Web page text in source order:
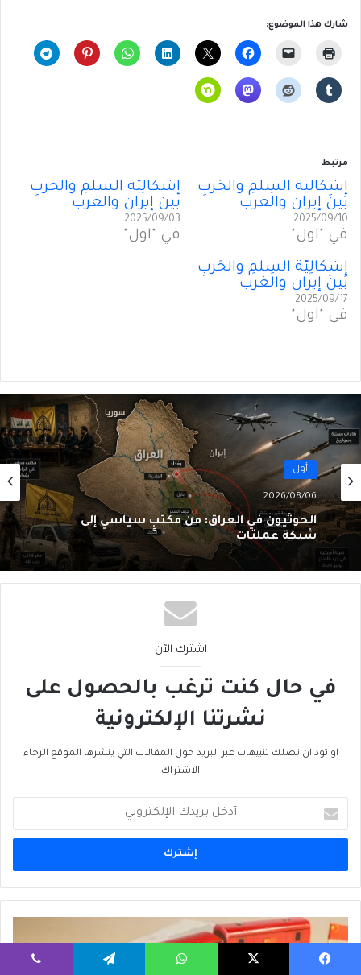
شارك هذا الموضوع:
مرتبط
إشكاليّةُ السِلمِ والحَربِ
بَينَ إيران والغرب
2025/09/10
في "أول"
إشكالِيَّةُ السلمِ والحربِ
بين إيران والغرب
2025/09/03
في "أول"
إِشكالِيَّةُ السِلمِ والحَربِ
بينَ إيران والغرب
2025/09/17
في "أول"
أول
2026/08/06
الحوثيون في العراق: من مكتبٍ سياسي إلى
شبكةِ عمليّات
اشترك الآن
في حال كنت ترغب بالحصول على
نشرتنا الإلكترونية
او تود ان تصلك تنبيهات عبر البريد حول المقالات التي ينشرها الموقع الرجاء
الاشتراك
بريدك
الإلكتروني
مَمَرّاتُ
النفوذ: